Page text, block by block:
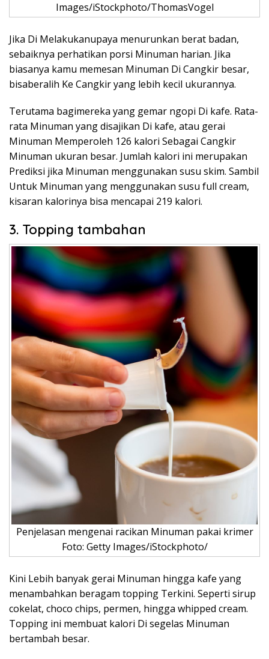
Images/iStockphoto/ThomasVogel
Jika Di Melakukanupaya menurunkan berat badan,
sebaiknya perhatikan porsi Minuman harian. Jika
biasanya kamu memesan Minuman Di Cangkir besar,
bisaberalih Ke Cangkir yang lebih kecil ukurannya.
Terutama bagimereka yang gemar ngopi Di kafe. Rata-
rata Minuman yang disajikan Di kafe, atau gerai
Minuman Memperoleh 126 kalori Sebagai Cangkir
Minuman ukuran besar. Jumlah kalori ini merupakan
Prediksi jika Minuman menggunakan susu skim. Sambil
Untuk Minuman yang menggunakan susu full cream,
kisaran kalorinya bisa mencapai 219 kalori.
3. Topping tambahan
Penjelasan mengenai racikan Minuman pakai krimer
Foto: Getty Images/iStockphoto/
Kini Lebih banyak gerai Minuman hingga kafe yang
menambahkan beragam topping Terkini. Seperti sirup
cokelat, choco chips, permen, hingga whipped cream.
Topping ini membuat kalori Di segelas Minuman
bertambah besar.